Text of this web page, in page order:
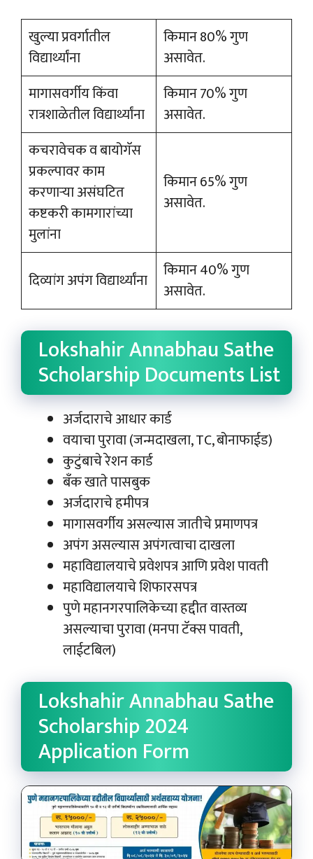
खुल्या प्रवर्गातील
विद्यार्थ्यांना
किमान 80% गुण
असावेत.
मागासवर्गीय किंवा
रात्रशाळेतील विद्यार्थ्यांना
किमान 70% गुण
असावेत.
कचरावेचक व बायोगॅस
प्रकल्पावर काम
करणाऱ्या असंघटित
कष्टकरी कामगारांच्या
मुलांना
किमान 65% गुण
असावेत.
दिव्यांग अपंग विद्यार्थ्यांना
किमान 40% गुण
असावेत.
Lokshahir Annabhau Sathe
Scholarship Documents List
अर्जदाराचे आधार कार्ड
वयाचा पुरावा (जन्मदाखला, TC, बोनाफाईड)
कुटुंबाचे रेशन कार्ड
बँक खाते पासबुक
अर्जदाराचे हमीपत्र
मागासवर्गीय असल्यास जातीचे प्रमाणपत्र
अपंग असल्यास अपंगत्वाचा दाखला
महाविद्यालयाचे प्रवेशपत्र आणि प्रवेश पावती
महाविद्यालयाचे शिफारसपत्र
पुणे महानगरपालिकेच्या हद्दीत वास्तव्य
असल्याचा पुरावा (मनपा टॅक्स पावती,
लाईटबिल)
Lokshahir Annabhau Sathe
Scholarship 2024
Application Form